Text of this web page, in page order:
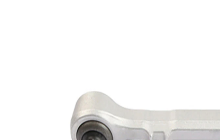
halindeki
ürün
numarası
VKDS 328603